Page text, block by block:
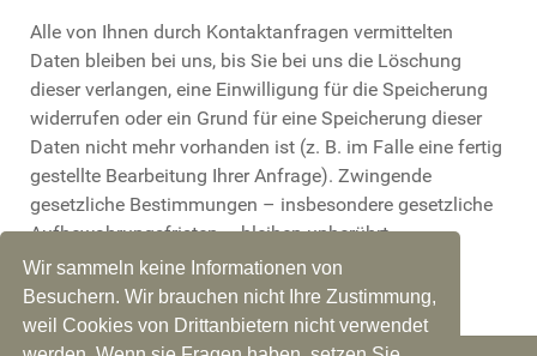
Wir sammeln keine Informationen von
Besuchern. Wir brauchen nicht Ihre Zustimmung,
weil Cookies von Drittanbietern nicht verwendet
Alle von Ihnen durch Kontaktanfragen vermittelten
Daten bleiben bei uns, bis Sie bei uns die Löschung
dieser verlangen, eine Einwilligung für die Speicherung
widerrufen oder ein Grund für eine Speicherung dieser
Daten nicht mehr vorhanden ist (z. B. im Falle eine fertig
gestellte Bearbeitung Ihrer Anfrage). Zwingende
gesetzliche Bestimmungen – insbesondere gesetzliche
Aufbewahrungsfristen – bleiben unberührt.